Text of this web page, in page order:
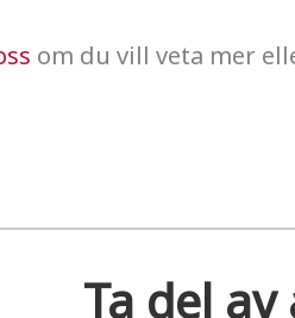
om du vill veta mer
Ta del